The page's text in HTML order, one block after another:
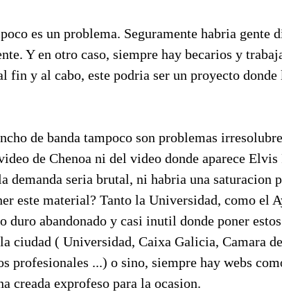
es un problema. Seguramente habria gente
Y en otro caso, siempre hay becarios y
fin y al cabo, este podria ser un proyecto
de banda tampoco son problemas
de Chenoa ni del video donde aparece
demanda seria brutal, ni habria una saturacion
este material? Tanto la Universidad, como el
duro abandonado y casi inutil donde poner
ciudad ( Universidad, Caixa Galicia, Camara
profesionales ...) o sino, siempre hay webs
creada exprofeso para la ocasion.